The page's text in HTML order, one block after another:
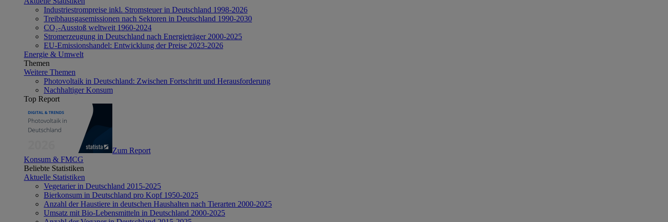
Industriestrompreise inkl. Stromsteuer in Deutschland 1998-2026
Treibhausgasemissionen nach Sektoren in Deutschland 1990-2030
CO₂-Ausstoß weltweit 1960-2024
Stromerzeugung in Deutschland nach Energieträger 2000-2025
EU-Emissionshandel: Entwicklung der Preise 2023-2026
Energie & Umwelt
Themen
Weitere Themen
Photovoltaik in Deutschland: Zwischen Fortschritt und Herausforderung
Nachhaltiger Konsum
Top Report
Zum Report
Konsum & FMCG
Beliebte Statistiken
Aktuelle Statistiken
Vegetarier in Deutschland 2015-2025
Bierkonsum in Deutschland pro Kopf 1950-2025
Anzahl der Haustiere in deutschen Haushalten nach Tierarten 2000-2025
Umsatz mit Bio-Lebensmitteln in Deutschland 2000-2025